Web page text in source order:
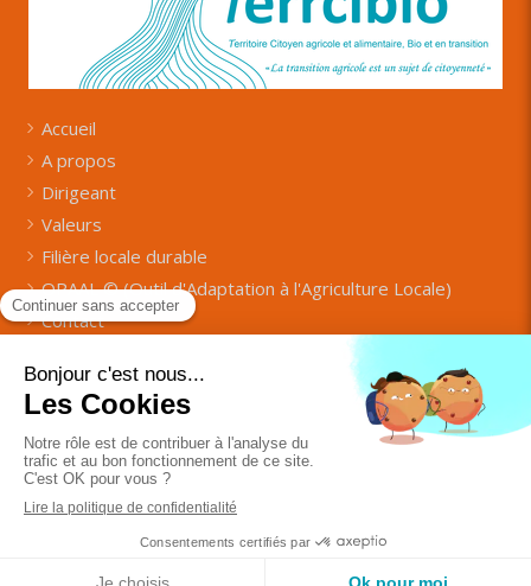
Accueil
A propos
Dirigeant
Valeurs
Filière locale durable
OPAAL © (Outil d'Adaptation à l'Agriculture Locale)
Contact
Contacter Terrcibio
Mentions légales